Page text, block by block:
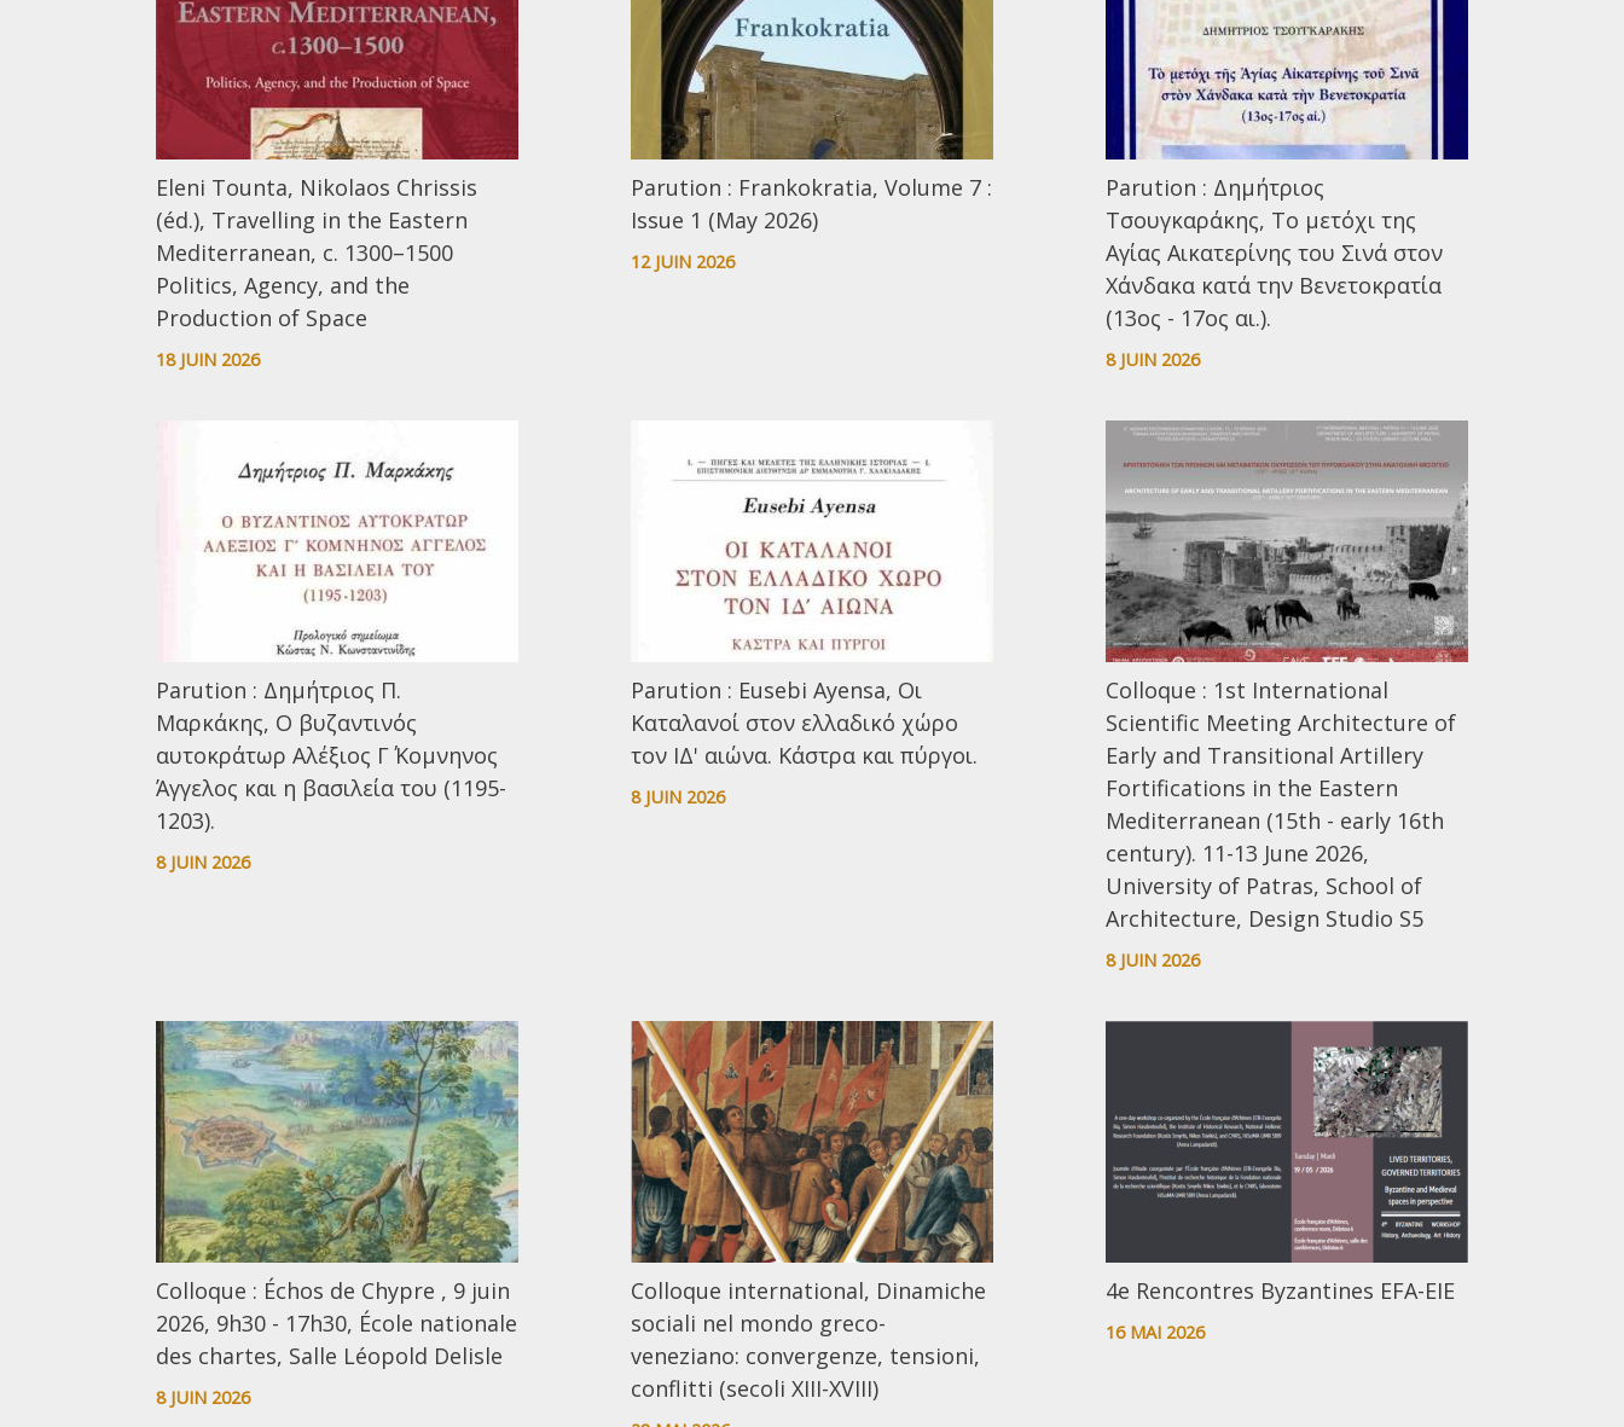
Eleni Tounta, Nikolaos Chrissis
(éd.), Travelling in the Eastern
Mediterranean, c. 1300–1500
Politics, Agency, and the
Production of Space
18 JUIN 2026
Parution : Frankokratia, Volume 7 :
Issue 1 (May 2026)
12 JUIN 2026
Parution : Δημήτριος
Τσουγκαράκης, Το μετόχι της
Αγίας Αικατερίνης του Σινά στον
Χάνδακα κατά την Βενετοκρατία
(13ος - 17ος αι.).
8 JUIN 2026
Parution : Δημήτριος Π.
Μαρκάκης, Ο βυζαντινός
αυτοκράτωρ Αλέξιος Γ΄ Κομνηνος
Άγγελος και η βασιλεία του (1195-
1203).
8 JUIN 2026
Parution : Eusebi Ayensa, Οι
Καταλανοί στον ελλαδικό χώρο
τον ΙΔ' αιώνα. Κάστρα και πύργοι.
8 JUIN 2026
Colloque : 1st International
Scientific Meeting Architecture of
Early and Transitional Artillery
Fortifications in the Eastern
Mediterranean (15th - early 16th
century). 11-13 June 2026,
University of Patras, School of
Architecture, Design Studio S5
8 JUIN 2026
Colloque : Échos de Chypre , 9 juin
2026, 9h30 - 17h30, École nationale
des chartes, Salle Léopold Delisle
8 JUIN 2026
Colloque international, Dinamiche
sociali nel mondo greco-
veneziano: convergenze, tensioni,
conflitti (secoli XIII-XVIII)
4e Rencontres Byzantines EFA-EIE
16 MAI 2026